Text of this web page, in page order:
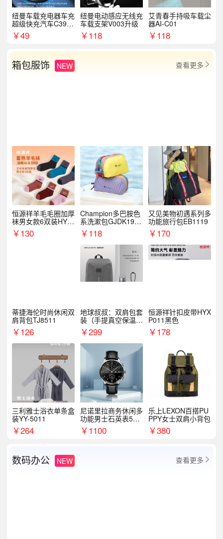
纽曼车载充电器车充
超级快充汽车C39提
手拉环
￥49
纽曼电动感应无线充
车载支架V003升级
￥118
艾青春手持吸车载尘
器AI-C01
￥118
箱包服饰 NEW 查看更多 
恒源祥羊毛毛圈加厚
袜男女款6双装HYX
068WZ
￥130
Champion多巴胺色
系洗漱包GJDK19R
1￥118
又见美物初遇系列多
功能旅行包EB1119
￥170
蒂捷海伦时尚休闲双
肩背包TJ8511
￥126
地球叔叔：双肩包套
装（手提真空保温杯
+手机挂绳）
￥299
恒源祥针扣皮带HYX
P011黑色
￥178
三利雅士浴衣单条盒
装YY-5011
￥264
尼诺里拉商务休闲多
功能男士石英表510
05
￥1100
乐上LEXON百搭PU
PPY女士双肩小背包
￥380
数码办公 NEW 查看更多 